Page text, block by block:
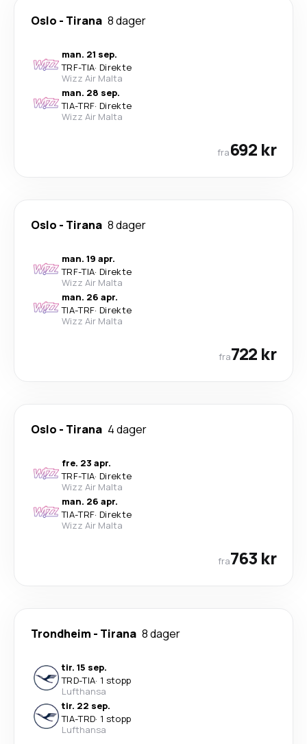
Oslo - Tirana 8 dager
man. 21 sep.
TRF-TIA· Direkte
Wizz Air Malta
man. 28 sep.
TIA-TRF· Direkte
Wizz Air Malta
fra692 kr
Oslo - Tirana 8 dager
man. 19 apr.
TRF-TIA· Direkte
Wizz Air Malta
man. 26 apr.
TIA-TRF· Direkte
Wizz Air Malta
fra722 kr
Oslo - Tirana 4 dager
fre. 23 apr.
TRF-TIA· Direkte
Wizz Air Malta
man. 26 apr.
TIA-TRF· Direkte
Wizz Air Malta
fra763 kr
Trondheim - Tirana 8 dager
tir. 15 sep.
TRD-TIA· 1 stopp
Lufthansa
tir. 22 sep.
TIA-TRD· 1 stopp
Lufthansa